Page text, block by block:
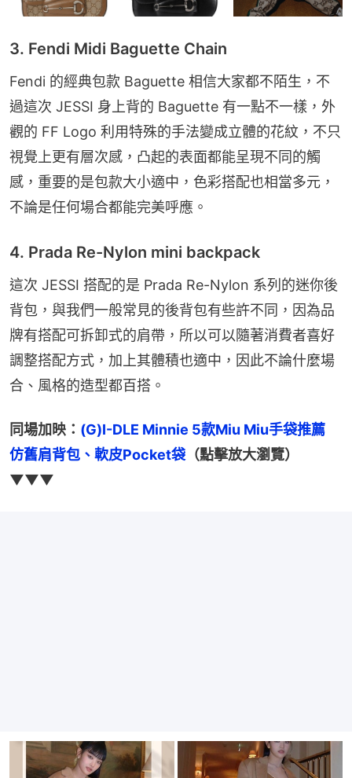
3. Fendi Midi Baguette Chain
Fendi 的經典包款 Baguette 相信大家都不陌生，不
過這次 JESSI 身上背的 Baguette 有一點不一樣，外
觀的 FF Logo 利用特殊的手法變成立體的花紋，不只
視覺上更有層次感，凸起的表面都能呈現不同的觸
感，重要的是包款大小適中，色彩搭配也相當多元，
不論是任何場合都能完美呼應。
4. Prada Re-Nylon mini backpack
這次 JESSI 搭配的是 Prada Re-Nylon 系列的迷你後
背包，與我們一般常見的後背包有些許不同，因為品
牌有搭配可拆卸式的肩帶，所以可以隨著消費者喜好
調整搭配方式，加上其體積也適中，因此不論什麼場
合、風格的造型都百搭。
同場加映： (G)I-DLE Minnie 5款Miu Miu手袋推薦
仿舊肩背包、軟皮Pocket袋（點擊放大瀏覽）
▼▼▼